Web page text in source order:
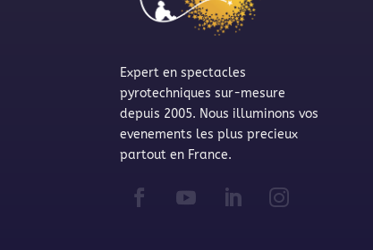
Expert en spectacles
pyrotechniques sur-mesure
depuis 2005. Nous illuminons vos
evenements les plus precieux
partout en France.